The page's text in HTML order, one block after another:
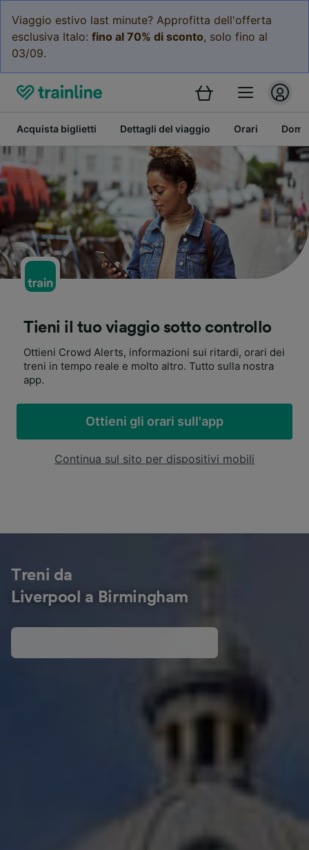
Viaggio estivo last minute? Approfitta dell'offerta
esclusiva Italo: fino al 70% di sconto, solo fino al
03/09.
Acquista biglietti Dettagli del viaggio Orari
Tieni il tuo viaggio sotto controllo
Ottieni Crowd Alerts, informazioni sui ritardi, orari dei
treni in tempo reale e molto altro. Tutto sulla nostra
app.
Ottieni gli orari sull'app
Continua sul sito per dispositivi mobili
Treni da
Liverpool a Birmingham